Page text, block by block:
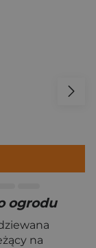
ogrodu
na